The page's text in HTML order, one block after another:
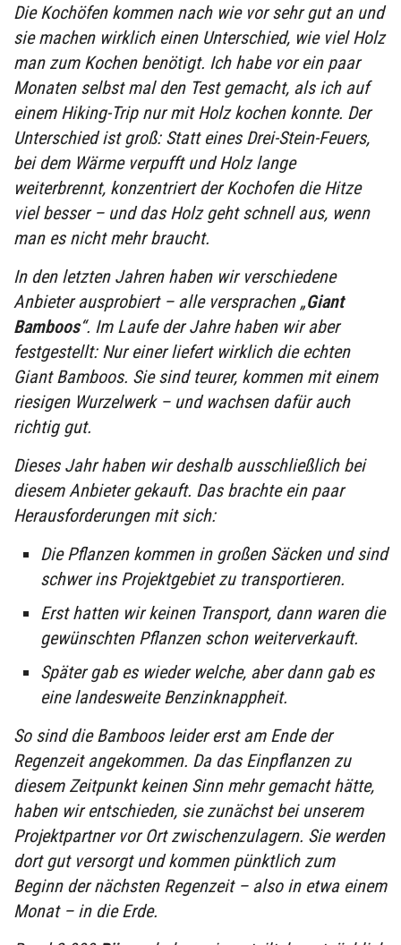
Die Kochöfen kommen nach wie vor sehr gut an und
sie machen wirklich einen Unterschied, wie viel Holz
man zum Kochen benötigt. Ich habe vor ein paar
Monaten selbst mal den Test gemacht, als ich auf
einem Hiking-Trip nur mit Holz kochen konnte. Der
Unterschied ist groß: Statt eines Drei-Stein-Feuers,
bei dem Wärme verpufft und Holz lange
weiterbrennt, konzentriert der Kochofen die Hitze
viel besser – und das Holz geht schnell aus, wenn
man es nicht mehr braucht.
In den letzten Jahren haben wir verschiedene
Anbieter ausprobiert – alle versprachen „Giant
Bamboos“. Im Laufe der Jahre haben wir aber
festgestellt: Nur einer liefert wirklich die echten
Giant Bamboos. Sie sind teurer, kommen mit einem
riesigen Wurzelwerk – und wachsen dafür auch
richtig gut.
Dieses Jahr haben wir deshalb ausschließlich bei
diesem Anbieter gekauft. Das brachte ein paar
Herausforderungen mit sich:
Die Pflanzen kommen in großen Säcken und sind
schwer ins Projektgebiet zu transportieren.
Erst hatten wir keinen Transport, dann waren die
gewünschten Pflanzen schon weiterverkauft.
Später gab es wieder welche, aber dann gab es
eine landesweite Benzinknappheit.
So sind die Bamboos leider erst am Ende der
Regenzeit angekommen. Da das Einpflanzen zu
diesem Zeitpunkt keinen Sinn mehr gemacht hätte,
haben wir entschieden, sie zunächst bei unserem
Projektpartner vor Ort zwischenzulagern. Sie werden
dort gut versorgt und kommen pünktlich zum
Beginn der nächsten Regenzeit – also in etwa einem
Monat – in die Erde.